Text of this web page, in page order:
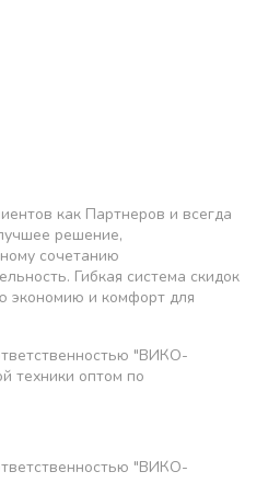
как Партнеров и всегда
решение,
сочетанию
Гибкая система скидок
экономию и комфорт для
"ВИКО-
техники оптом по
"ВИКО-